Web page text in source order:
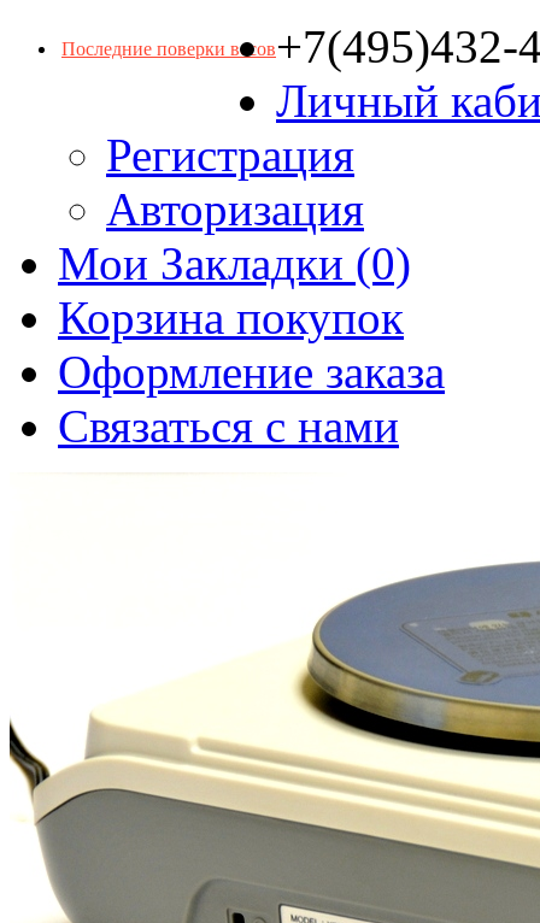
Последние поверки весов+7(495)432-
Личный
Регистрация
Авторизация
Мои Закладки (0)
Корзина покупок
Оформление заказа
Связаться с нами